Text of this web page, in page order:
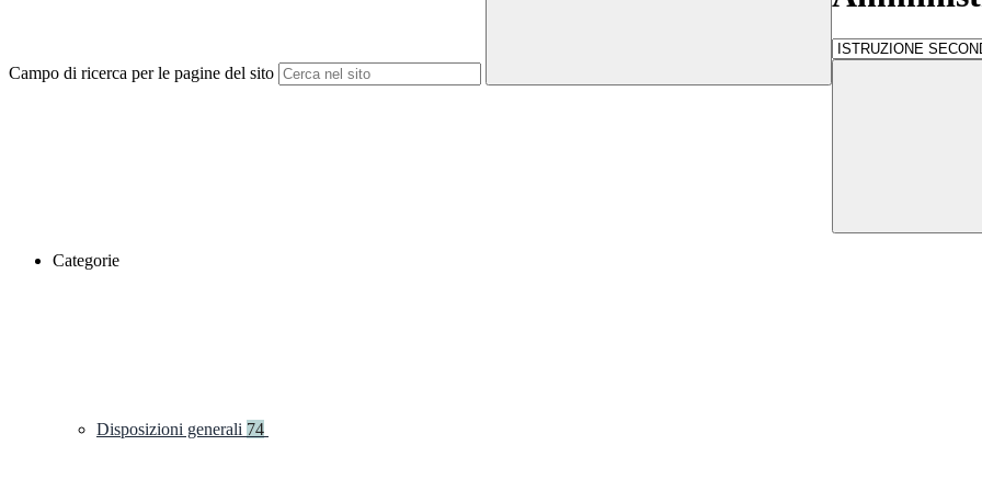
Campo di ricerca per le pagine del sito
Categorie
Disposizioni generali 74